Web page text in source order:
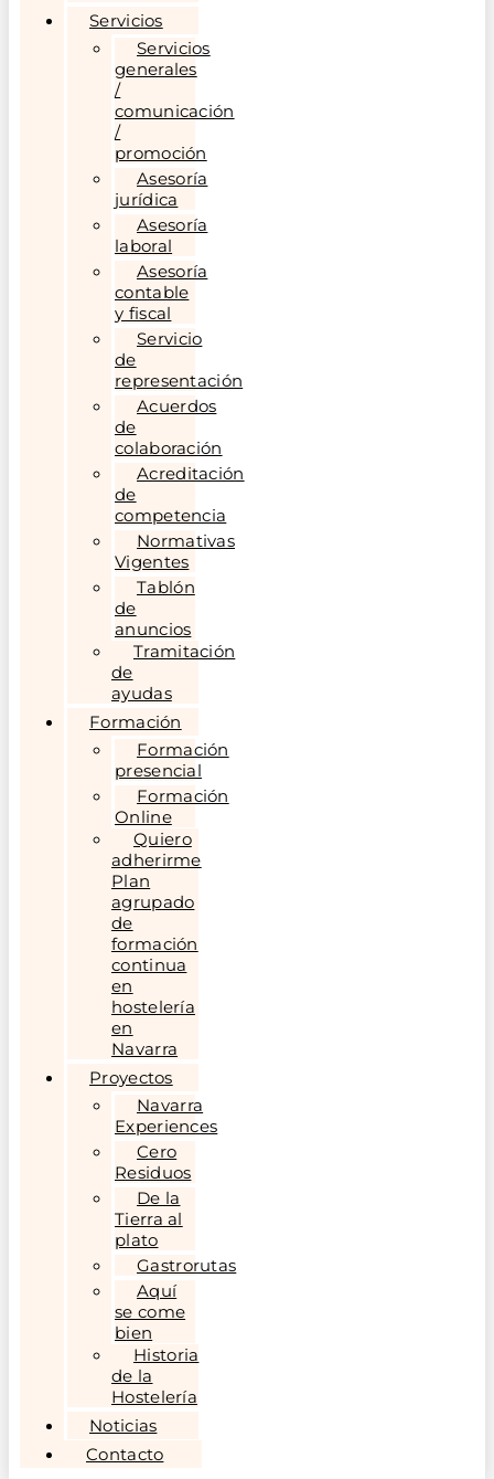
Servicios
Servicios
generales
/
comunicación
/
promoción
Asesoría
jurídica
Asesoría
laboral
Asesoría
contable
y fiscal
Servicio
de
representación
Acuerdos
de
colaboración
Acreditación
de
competencia
Normativas
Vigentes
Tablón
de
anuncios
Tramitación
de
ayudas
Formación
Formación
presencial
Formación
Online
Quiero
adherirme
Plan
agrupado
de
formación
continua
en
hostelería
en
Navarra
Proyectos
Navarra
Experiences
Cero
Residuos
De la
Tierra al
plato
Gastrorutas
Aquí
se come
bien
Historia
de la
Hostelería
Noticias
Contacto